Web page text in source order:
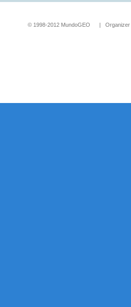
© 1998-2012 MundoGEO | Organizer